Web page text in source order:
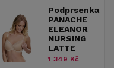
Podprsenka
PANACHE
ELEANOR
NURSING
LATTE
1 349 Kč